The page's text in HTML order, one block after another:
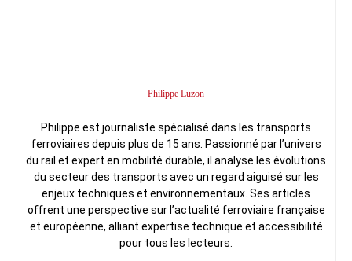
Philippe Luzon
Philippe est journaliste spécialisé dans les transports
ferroviaires depuis plus de 15 ans. Passionné par l’univers
du rail et expert en mobilité durable, il analyse les évolutions
du secteur des transports avec un regard aiguisé sur les
enjeux techniques et environnementaux. Ses articles
offrent une perspective sur l’actualité ferroviaire française
et européenne, alliant expertise technique et accessibilité
pour tous les lecteurs.